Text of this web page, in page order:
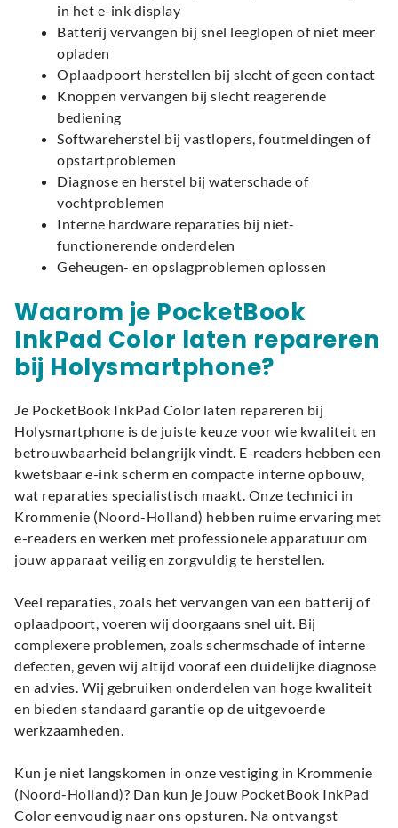
in het e-ink display
Batterij vervangen bij snel leeglopen of niet meer
opladen
Oplaadpoort herstellen bij slecht of geen contact
Knoppen vervangen bij slecht reagerende
bediening
Softwareherstel bij vastlopers, foutmeldingen of
opstartproblemen
Diagnose en herstel bij waterschade of
vochtproblemen
Interne hardware reparaties bij niet-
functionerende onderdelen
Geheugen- en opslagproblemen oplossen
Waarom je PocketBook
InkPad Color laten repareren
bij Holysmartphone?
Je PocketBook InkPad Color laten repareren bij
Holysmartphone is de juiste keuze voor wie kwaliteit en
betrouwbaarheid belangrijk vindt. E-readers hebben een
kwetsbaar e-ink scherm en compacte interne opbouw,
wat reparaties specialistisch maakt. Onze technici in
Krommenie (Noord-Holland) hebben ruime ervaring met
e-readers en werken met professionele apparatuur om
jouw apparaat veilig en zorgvuldig te herstellen.
Veel reparaties, zoals het vervangen van een batterij of
oplaadpoort, voeren wij doorgaans snel uit. Bij
complexere problemen, zoals schermschade of interne
defecten, geven wij altijd vooraf een duidelijke diagnose
en advies. Wij gebruiken onderdelen van hoge kwaliteit
en bieden standaard garantie op de uitgevoerde
werkzaamheden.
Kun je niet langskomen in onze vestiging in Krommenie
(Noord-Holland)? Dan kun je jouw PocketBook InkPad
Color eenvoudig naar ons opsturen. Na ontvangst